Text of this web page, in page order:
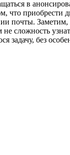
в
что
почты.
не сложность
задачу, без